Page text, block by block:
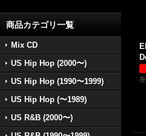
商品カテゴリ一覧
Mix CD
US Hip Hop (2000〜)
US Hip Hop (1990〜1999)
US Hip Hop (〜1989)
US R&B (2000〜)